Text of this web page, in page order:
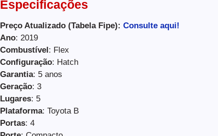
Especificações
Preço Atualizado (Tabela Fipe): Consulte aqui!
Ano: 2019
Combustível: Flex
Configuração: Hatch
Garantia: 5 anos
Geração: 3
Lugares: 5
Plataforma: Toyota B
Portas: 4